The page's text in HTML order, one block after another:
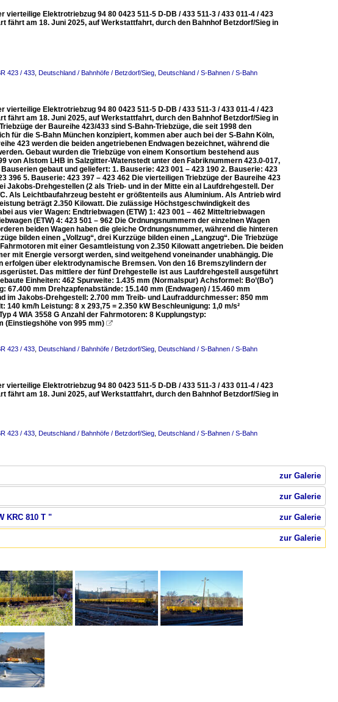
Elektrotriebzug 94 80 0423 511-5 D-DB / 433 511-3 / 433 011-4 / 423
fährt am 18. Juni 2025, auf Werkstattfahrt, durch den Bahnhof Betzdorf/Sieg in
423 / 433 Deutschland / Bahnhöfe / Betzdorf/Sieg Deutschland / S-Bahnen / S-Bahn
Elektrotriebzug 94 80 0423 511-5 D-DB / 433 511-3 / 433 011-4 / 423
fährt am 18. Juni 2025, auf Werkstattfahrt, durch den Bahnhof Betzdorf/Sieg in
der Baureihe 423/433 sind S-Bahn-Triebzüge, die seit 1998 den
für die S-Bahn München konzipiert, kommen aber auch bei der S-Bahn Köln,
423 werden die beiden angetriebenen Endwagen bezeichnet, während die
Gebaut wurden die Triebzüge von einem Konsortium bestehend aus
von Alstom LHB in Salzgitter-Watenstedt unter den Fabriknummern 423.0-017,
gebaut und geliefert: 1. Bauserie: 423 001 – 423 190 2. Bauserie: 423
396 5. Bauserie: 423 397 – 423 462 Die vierteiligen Triebzüge der Baureihe 423
Jakobs-Drehgestellen (2 als Trieb- und in der Mitte ein al Laufdrehgestell. Der
Als Leichtbaufahrzeug besteht er größtenteils aus Aluminium. Als Antrieb wird
beträgt 2.350 Kilowatt. Die zulässige Höchstgeschwindigkeit des
aus vier Wagen: Endtriebwagen (ETW) 1: 423 001 – 462 Mitteltriebwagen
(ETW) 4: 423 501 – 962 Die Ordnungsnummern der einzelnen Wagen
beiden Wagen haben die gleiche Ordnungsnummer, während die hinteren
bilden einen „Vollzug“, drei Kurzzüge bilden einen „Langzug“. Die Triebzüge
mit einer Gesamtleistung von 2.350 Kilowatt angetrieben. Die beiden
mit Energie versorgt werden, sind weitgehend voneinander unabhängig. Die
über elektrodynamische Bremsen. Von den 16 Bremszylindern der
Das mittlere der fünf Drehgestelle ist aus Laufdrehgestell ausgeführt
Einheiten: 462 Spurweite: 1.435 mm (Normalspur) Achsformel: Bo’(Bo’)
67.400 mm Drehzapfenabstände: 15.140 mm (Endwagen) / 15.460 mm
Jakobs-Drehgestell: 2.700 mm Treib- und Laufraddurchmesser: 850 mm
km/h Leistung: 8 x 293,75 = 2.350 kW Beschleunigung: 1,0 m/s²
4 WIA 3558 G Anzahl der Fahrmotoren: 8 Kupplungstyp:
(Einstiegshöhe von 995 mm) 
423 / 433 Deutschland / Bahnhöfe / Betzdorf/Sieg Deutschland / S-Bahnen / S-Bahn
Elektrotriebzug 94 80 0423 511-5 D-DB / 433 511-3 / 433 011-4 / 423
fährt am 18. Juni 2025, auf Werkstattfahrt, durch den Bahnhof Betzdorf/Sieg in
423 / 433 Deutschland / Bahnhöfe / Betzdorf/Sieg Deutschland / S-Bahnen / S-Bahn
zur Galerie
zur Galerie
zur Galerie
KRC 810 T "
zur Galerie